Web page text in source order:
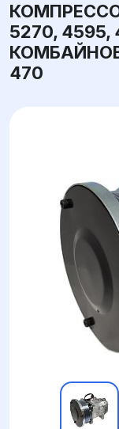
5270, 4595,
КОМБАЙНОВ
470